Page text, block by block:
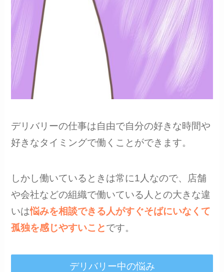
デリバリーの仕事は自由で自分の好きな時間や
好きなタイミングで働くことができます。
しかし働いているときは常に1人なので、店舗
や会社などの組織で働いている人との大きな違
いは悩みを相談できる人がすぐそばにいなくて
孤独を感じやすいことです。
デリバリー中の悩み